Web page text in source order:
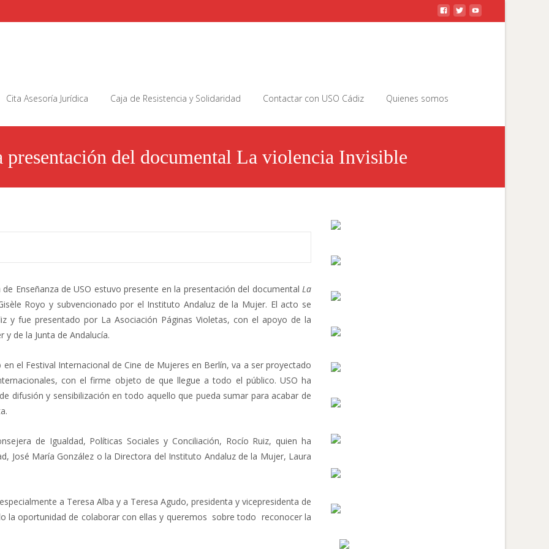
Cita Asesoría Jurídica Caja de Resistencia y Solidaridad Contactar con USO Cádiz Quienes somos
del documental La violencia Invisible
Enseñanza de USO estuvo presente en la presentación del documental La
Royo y subvencionado por el Instituto Andaluz de la Mujer. El acto se
y fue presentado por La Asociación Páginas Violetas, con el apoyo de la
de la Junta de Andalucía.
el Festival Internacional de Cine de Mujeres en Berlín, va a ser proyectado
con el firme objeto de que llegue a todo el público. USO ha
difusión y sensibilización en todo aquello que pueda sumar para acabar de
de Igualdad, Políticas Sociales y Conciliación, Rocío Ruiz, quien ha
José María González o la Directora del Instituto Andaluz de la Mujer, Laura
a Teresa Alba y a Teresa Agudo, presidenta y vicepresidenta de
la oportunidad de colaborar con ellas y queremos sobre todo reconocer la